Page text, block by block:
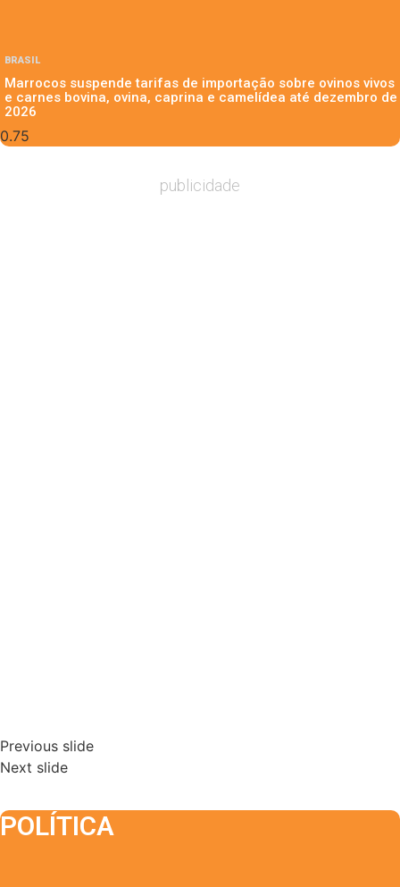
BRASIL
Marrocos suspende tarifas de importação sobre ovinos vivos
e carnes bovina, ovina, caprina e camelídea até dezembro de
2026
publicidade
Previous slide
Next slide
POLÍTICA